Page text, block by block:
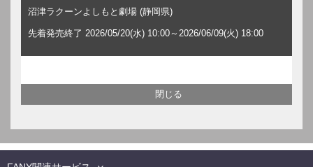
沼津ラクーンよしもと劇場 (静岡県)
先着発売終了 2026/05/20(水) 10:00～2026/06/09(火) 18:00